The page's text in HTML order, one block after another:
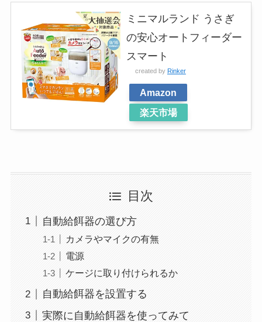
ミニマルランド うさぎ
の安心オートフィーダー
スマート
created by Rinker
Amazon
楽天市場
目次
自動給餌器の選び方
カメラやマイクの有無
電源
ケージに取り付けられるか
自動給餌器を設置する
実際に自動給餌器を使ってみて